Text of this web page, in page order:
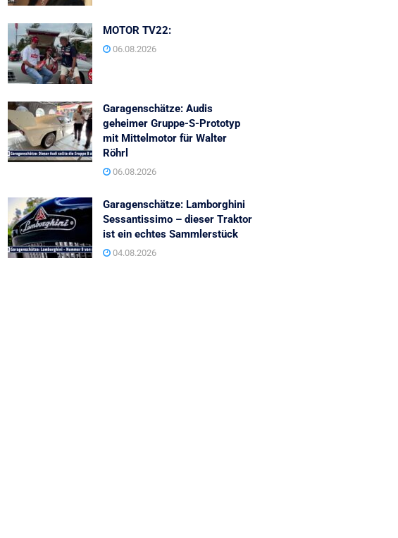
MOTOR TV22:
06.08.2026
Garagenschätze: Audis
geheimer Gruppe-S-Prototyp
mit Mittelmotor für Walter
Röhrl
06.08.2026
Garagenschätze: Lamborghini
Sessantissimo – dieser Traktor
ist ein echtes Sammlerstück
04.08.2026